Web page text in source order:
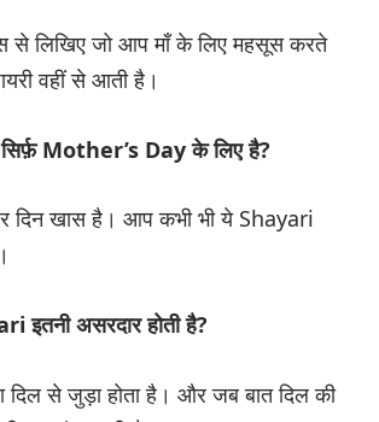
से लिखिए जो आप माँ के लिए महसूस करते
वहीं से आती है।
Mother’s Day के लिए है?
दिन खास है। आप कभी भी ये Shayari
इतनी असरदार होती है?
दिल से जुड़ा होता है। और जब बात दिल की